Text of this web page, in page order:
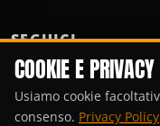
SEGUICI
COOKIE E PRIVACY
Usiamo cookie
consenso. Privacy Policy